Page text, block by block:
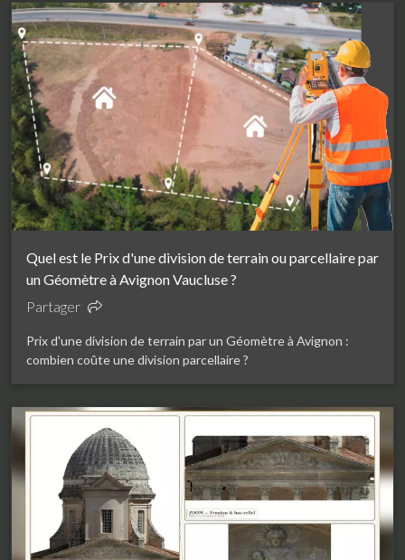
Quel est le Prix d'une division de terrain ou parcellaire par
un Géomètre à Avignon Vaucluse ?
Partager
Prix d'une division de terrain par un Géomètre à Avignon :
combien coûte une division parcellaire ?